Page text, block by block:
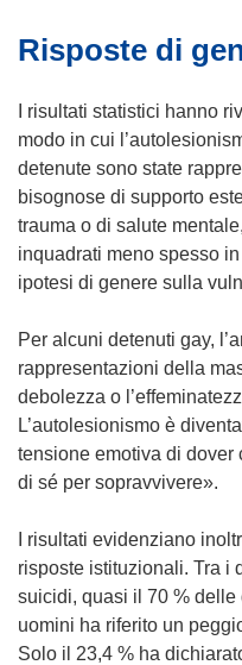
a
Risposte di
I risultati statistici hanno
modo in cui
detenute sono state
bisognose di supporto
trauma o di salute
inquadrati meno spesso
ipotesi di genere sulla
Per alcuni detenuti gay,
rappresentazioni della
debolezza o
L’autolesionismo è
tensione emotiva di dover
di sé per sopravvivere».
I risultati evidenziano
risposte istituzionali. Tra i
suicidi, quasi il 70 %
uomini ha riferito un
Solo il 23,4 % ha